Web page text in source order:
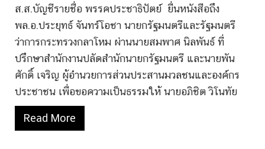
ส.ส.บัญชีรายชื่อ พรรคประชาธิปัตย์ ยื่นหนังสือถึง
พล.อ.ประยุทธ์ จันทร์โอชา นายกรัฐมนตรีและรัฐมนตรี
ว่าการกระทรวงกลาโหม ผ่านนายสมพาศ นิลพันธ์ ที่
ปรึกษาสำนักงานปลัดสำนักนายกรัฐมนตรี และนายพัน
ศักดิ์ เจริญ ผู้อำนวยการส่วนประสานมวลชนและองค์กร
ประชาชน เพื่อขอความเป็นธรรมให้ นายอภิชิต วิโนทัย
Read More